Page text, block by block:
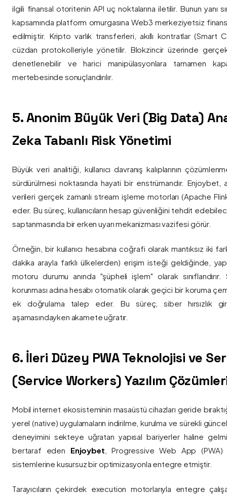
ilgili finansal otoritenin API uç noktalarına iletilir. Bunun yanı
kapsamında platform omurgasına Web3 merkeziyetsiz
edilmiştir. Kripto varlık transferleri, akıllı kontratlar (Smart
cüzdan protokolleriyle yönetilir. Blokzincir üzerinde
denetlenebilir ve harici manipülasyonlara tamamen
mertebesinde sonuçlandırılır.
5. Anonim Büyük Veri (Big Data)
Zeka Tabanlı Risk Yönetimi
Büyük veri analitiği, kullanıcı davranış kalıplarının
sürdürülmesi noktasında hayati bir enstrümandır. Enjoybet,
verileri gerçek zamanlı stream işleme motorları (Apache Flink
eder. Bu süreç, kullanıcıların hesap güvenliğini tehdit
saptanmasında bir erken uyarı mekanizması vazifesi görür.
Örneğin, bir kullanıcı hesabına coğrafi olarak mantıksız iki
dakika arayla farklı ülkelerden) erişim isteği geldiğinde,
motoru durumu anında "şüpheli işlem" olarak sınıflandırır.
korunması adına hesabı otomatik olarak geçici bir koruma
ek doğrulama talep eder. Bu süreç, siber hırsızlık
aşamasındayken akamete uğratır.
6. İleri Düzey PWA Teknolojisi ve
(Service Workers) Yazılım
Mobil internet ekosisteminin masaüstü cihazları geride
yerel (native) uygulamaların indirilme, kurulma ve sürekli
deneyimini sekteye uğratan yapısal bariyerler haline
bertaraf eden Enjoybet , Progressive Web App (PWA)
sistemlerine kusursuz bir optimizasyonla entegre etmiştir.
Tarayıcıların çekirdek execution motorlarıyla entegre